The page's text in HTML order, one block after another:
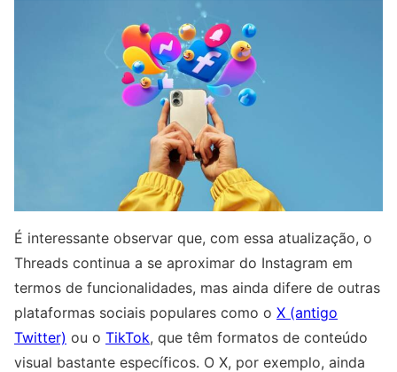
É interessante observar que, com essa atualização, o
Threads continua a se aproximar do Instagram em
termos de funcionalidades, mas ainda difere de outras
plataformas sociais populares como o X (antigo
Twitter) ou o TikTok, que têm formatos de conteúdo
visual bastante específicos. O X, por exemplo, ainda